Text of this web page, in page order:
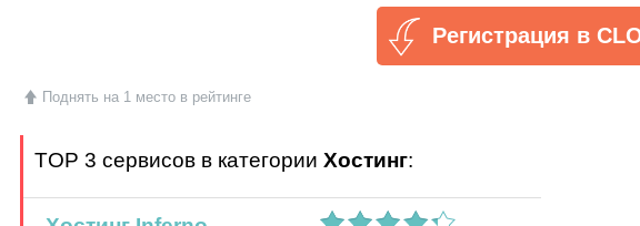
Поднять на 1 место в рейтинге
Регистрация в
TOP 3 сервисов в категории Хостинг: